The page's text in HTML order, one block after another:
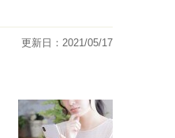
更新日：2021/05/17